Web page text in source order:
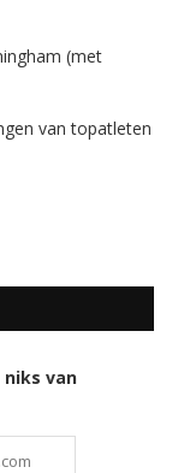
(met
van topatleten
van